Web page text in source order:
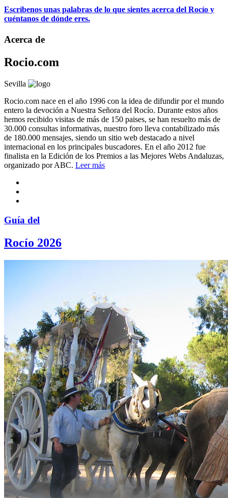
Escríbenos unas palabras de lo que sientes acerca del Rocío y
cuéntanos de dónde eres.
Acerca de
Rocio.com
Sevilla
Rocio.com nace en el año 1996 con la idea de difundir por el mundo
entero la devoción a Nuestra Señora del Rocío. Durante estos años
hemos recibido visitas de más de 150 paises, se han resuelto más de
30.000 consultas informativas, nuestro foro lleva contabilizado más
de 180.000 mensajes, siendo un sitio web destacado a nivel
internacional en los principales buscadores. En el año 2012 fue
finalista en la Edición de los Premios a las Mejores Webs Andaluzas,
organizado por ABC. Leer más
Guía del
Rocío 2026